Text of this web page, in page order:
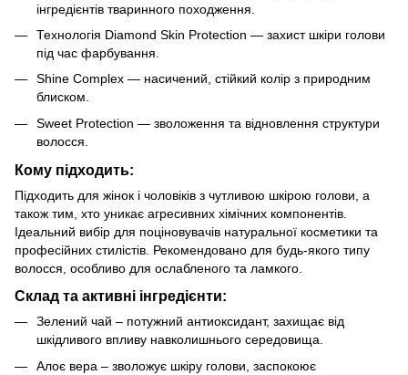
інгредієнтів тваринного походження.
Технологія Diamond Skin Protection — захист шкіри голови
під час фарбування.
Shine Complex — насичений, стійкий колір з природним
блиском.
Sweet Protection — зволоження та відновлення структури
волосся.
Кому підходить:
Підходить для жінок і чоловіків з чутливою шкірою голови, а
також тим, хто уникає агресивних хімічних компонентів.
Ідеальний вибір для поціновувачів натуральної косметики та
професійних стилістів. Рекомендовано для будь-якого типу
волосся, особливо для ослабленого та ламкого.
Склад та активні інгредієнти:
Зелений чай – потужний антиоксидант, захищає від
шкідливого впливу навколишнього середовища.
Алоє вера – зволожує шкіру голови, заспокоює